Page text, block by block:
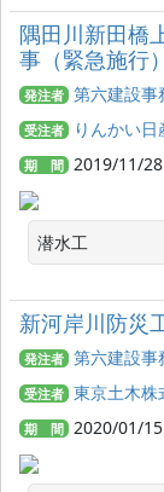
隅田川新田橋
事（緊急施行）
発注者 第六建設事
受注者 りんかい
期 間 2019/11/
潜水工　　　　
新河岸川防災
発注者 第六建設事
受注者 東京土木株
期 間 2020/01/